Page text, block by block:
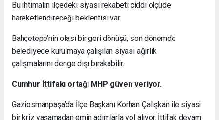
Bu ihtimalin ilçedeki siyasi rekabeti ciddi ölçüde
hareketlendireceği beklentisi var.
Bahçetepe’nin olası bir geri dönüşü, son dönemde
belediyede kurulmaya çalışılan siyasi ağırlık
çalışmalarını denge dışı bırakabilir.
Cumhur İttifakı ortağı MHP güven veriyor.
Gaziosmanpaşa’da İlçe Başkanı Korhan Çalışkan ile siyasi
bir kriz yaşamadan emin adımlarla yol alıyor. İttifak devam